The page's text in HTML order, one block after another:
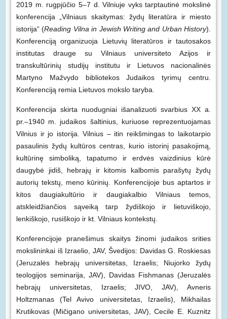
2019 m. rugpjūčio 5–7 d. Vilniuje vyks tarptautinė mokslinė
konferencija „Vilniaus skaitymas: žydų literatūra ir miesto
istorija“ (Reading Vilna in Jewish Writing and Urban History).
Konferenciją organizuoja Lietuvių literatūros ir tautosakos
institutas drauge su Vilniaus universiteto Azijos ir
transkultūrinių studijų institutu ir Lietuvos nacionalinės
Martyno Mažvydo bibliotekos Judaikos tyrimų centru.
Konferenciją remia Lietuvos mokslo taryba.
Konferencija skirta nuodugniai išanalizuoti svarbius XX a.
pr.–1940 m. judaikos šaltinius, kuriuose reprezentuojamas
Vilnius ir jo istorija. Vilnius – itin reikšmingas to laikotarpio
pasaulinis žydų kultūros centras, kurio istorinį pasakojimą,
kultūrinę simboliką, tapatumo ir erdvės vaizdinius kūrė
daugybė jidiš, hebrajų ir kitomis kalbomis parašytų žydų
autorių tekstų, meno kūrinių. Konferencijoje bus aptartos ir
kitos daugiakultūrio ir daugiakalbio Vilniaus temos,
atskleidžiančios sąveiką tarp žydiškojo ir lietuviškojo,
lenkiškojo, rusiškojo ir kt. Vilniaus kontekstų.
Konferencijoje pranešimus skaitys žinomi judaikos srities
mokslininkai iš Izraelio, JAV, Švedijos: Davidas G. Roskiesas
(Jeruzalės hebrajų universitetas, Izraelis; Niujorko žydų
teologijos seminarija, JAV), Davidas Fishmanas (Jeruzalės
hebrajų universitetas, Izraelis; JIVO, JAV), Avneris
Holtzmanas (Tel Avivo universitetas, Izraelis), Mikhailas
Krutikovas (Mičigano universitetas, JAV), Cecile E. Kuznitz